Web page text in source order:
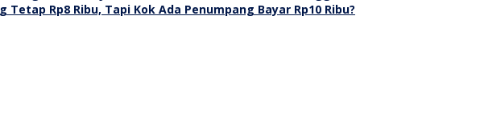
Rp8 Ribu, Tapi Kok Ada Penumpang Bayar Rp10 Ribu?